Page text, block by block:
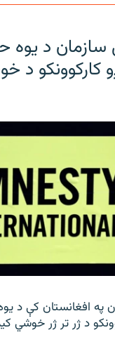
سازمان د یوه
کارکوونکو د
په افغانستان کې د
د ژر تر ژر خوشي